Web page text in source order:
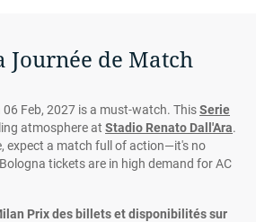
Journée de Match
Feb, 2027 is a must-watch. ThisSerie
atmosphere at Stadio Renato Dall'Ara.
expect a match full of action—it's no
tickets are in high demand for AC
Prix des billets et disponibilités sur